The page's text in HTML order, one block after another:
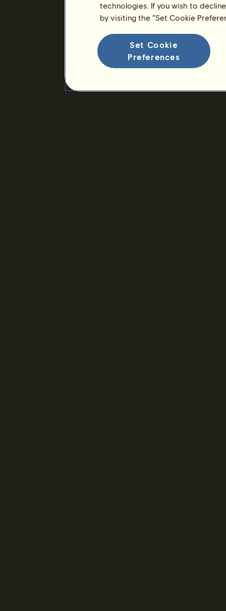
technologies. If you wish to
by visiting the “Set Cookie
Set Cookie
Preferences